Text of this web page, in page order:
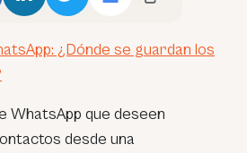
¿Dónde se guardan los
WhatsApp que deseen
desde una